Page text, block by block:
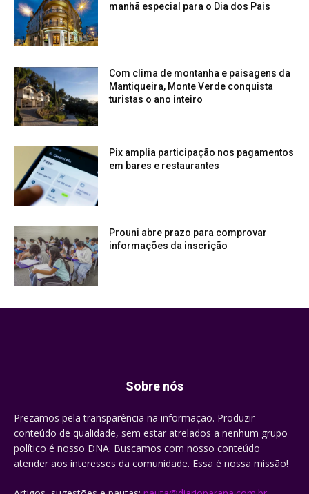
manhã especial para o Dia dos Pais
Com clima de montanha e paisagens da
Mantiqueira, Monte Verde conquista
turistas o ano inteiro
Pix amplia participação nos pagamentos
em bares e restaurantes
Prouni abre prazo para comprovar
informações da inscrição
Sobre nós
Prezamos pela transparência na informação. Produzir
conteúdo de qualidade, sem estar atrelados a nenhum grupo
político é nosso DNA. Buscamos com nosso conteúdo
atender aos interesses da comunidade. Essa é nossa missão!